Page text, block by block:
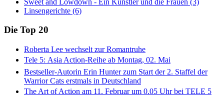
Linsengerichte (6)
Die Top 20
Roberta Lee wechselt zur Romantruhe
Tele 5: Asia Action-Reihe ab Montag, 02. Mai
Bestseller-Autorin Erin Hunter zum Start der 2. Staffel der
Warrior Cats erstmals in Deutschland
The Art of Action am 11. Februar um 0.05 Uhr bei TELE 5